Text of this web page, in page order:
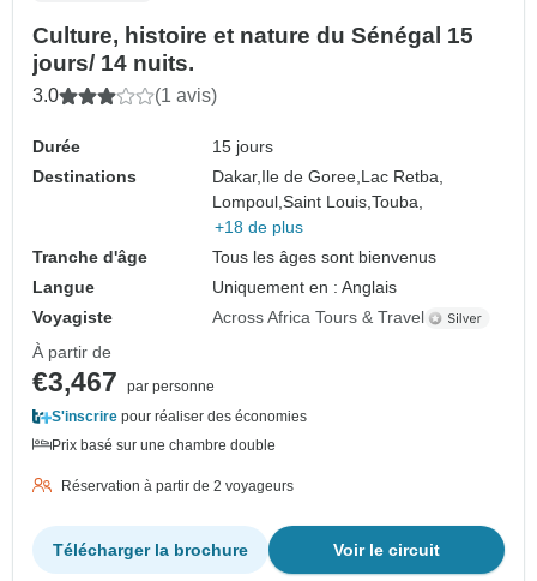
Culture, histoire et nature du Sénégal 15
jours/ 14 nuits.
3.0 (1 avis)
Durée
15 jours
Destinations
Dakar,Ile de Goree,Lac Retba,
Lompoul,Saint Louis,Touba,
+18 de plus
Tranche d'âge
Tous les âges sont bienvenus
Langue
Uniquement en : Anglais
Voyagiste
Across Africa Tours & Travel
À partir de
€3,467
par personne
S'inscrire pour réaliser des économies
Prix basé sur une chambre double
Réservation à partir de 2 voyageurs
Voir le circuit
Télécharger la brochure